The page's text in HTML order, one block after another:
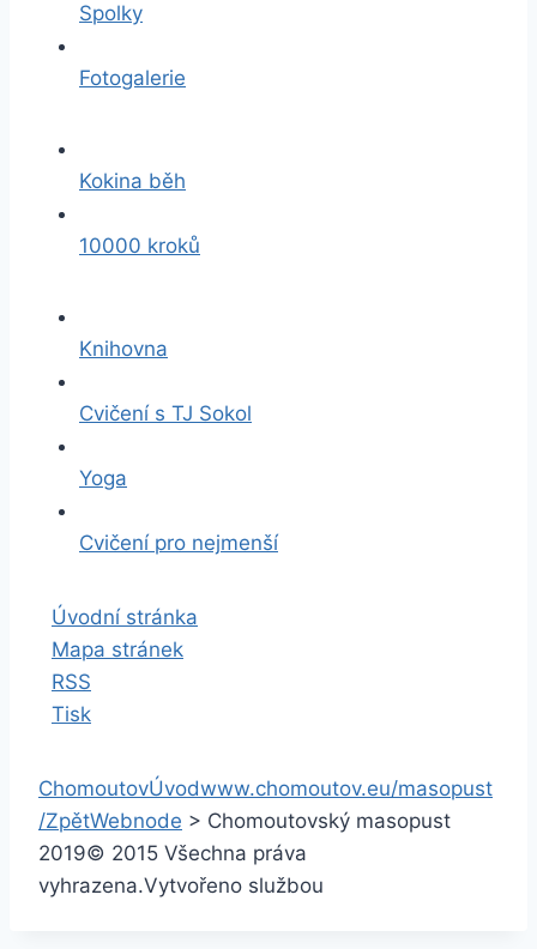
Spolky
Fotogalerie
Kokina běh
10000 kroků
Knihovna
Cvičení s TJ Sokol
Yoga
Cvičení pro nejmenší
Úvodní stránka
Mapa stránek
RSS
Tisk
ChomoutovÚvodwww.chomoutov.eu/masopust
/ZpětWebnode > Chomoutovský masopust
2019© 2015 Všechna práva
vyhrazena.Vytvořeno službou